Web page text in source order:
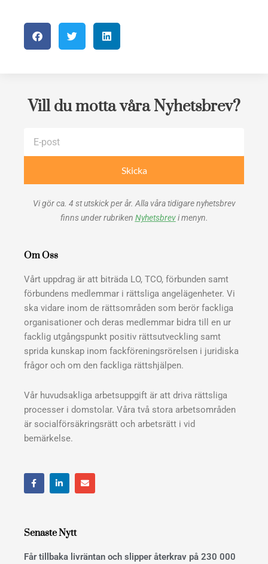
Vill du motta våra Nyhetsbrev?
post
Skicka
Vi gör ca. 4 st utskick per år. Alla våra tidigare nyhetsbrev
finns under rubriken Nyhetsbrevi menyn.
Om Oss
Vårt uppdrag är att biträda LO, TCO, förbunden samt
förbundens medlemmar i rättsliga angelägenheter. Vi
ska vidare inom de rättsområden som berör fackliga
organisationer och deras medlemmar bidra till en ur
facklig utgångspunkt positiv rättsutveckling samt
sprida kunskap inom fackföreningsrörelsen i juridiska
frågor och om den fackliga rättshjälpen.
Vår huvudsakliga arbetsuppgift är att driva rättsliga
processer i domstolar. Våra två stora arbetsområden
är socialförsäkringsrätt och arbetsrätt i vid
bemärkelse.
F
a
c
k
L
i
n
i
n
E
n
v
Senaste Nytt
Får tillbaka livräntan och slipper återkrav på 230 000